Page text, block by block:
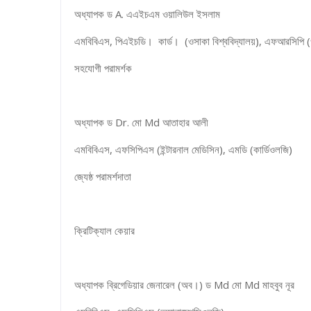
অধ্যাপক ড A. এএইচএম ওয়ালিউল ইসলাম
এমবিবিএস, পিএইচডি। কার্ড। (ওসাকা বিশ্ববিদ্যালয়), এফআরসিপি
সহযোগী পরামর্শক
অধ্যাপক ড Dr. মো Md আতাহার আলী
এমবিবিএস, এফসিপিএস (ইন্টারনাল মেডিসিন), এমডি (কার্ডিওলজি)
জ্যেষ্ঠ পরামর্শদাতা
ক্রিটিক্যাল কেয়ার
অধ্যাপক ব্রিগেডিয়ার জেনারেল (অব।) ড Md মো Md মাহবুব নূর